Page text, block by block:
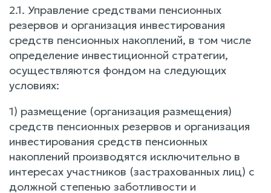
2.1. Управление средствами пенсионных
резервов и организация инвестирования
средств пенсионных накоплений, в том числе
определение инвестиционной стратегии,
осуществляются фондом на следующих
условиях:
1) размещение (организация размещения)
средств пенсионных резервов и организация
инвестирования средств пенсионных
накоплений производятся исключительно в
интересах участников (застрахованных лиц) с
должной степенью заботливости и